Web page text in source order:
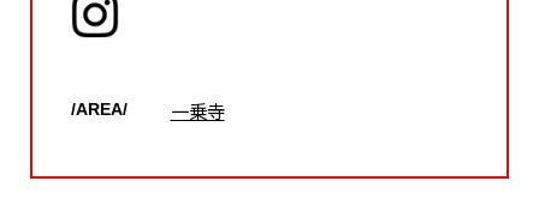
/AREA/ 一乗寺